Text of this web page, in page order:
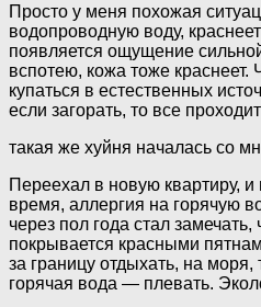
Просто у меня похожая
водопроводную воду,
появляется ощущение
вспотею, кожа тоже краснеет.
купаться в естественных
если загорать, то все
такая же хуйня началась со
Переехал в новую квартиру, и
время, аллергия на горячую
через пол года стал замечать,
покрывается красными
за границу отдыхать, на
горячая вода — плевать.